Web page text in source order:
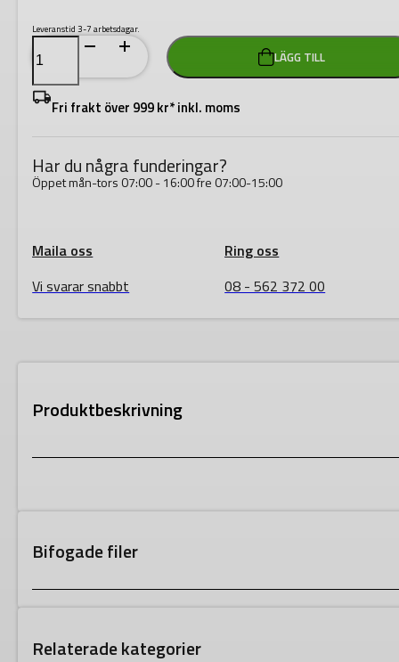
Leveranstid 3-7 arbetsdagar.
Ridgid
Röravskärare
151-
ML
10-
50mm
LÄGG TILL
Fri frakt över 999 kr* inkl. moms
Har du några funderingar?
Öppet mån-tors 07:00 - 16:00 fre 07:00-15:00
Maila oss
Vi svarar snabbt
Ring oss
08 - 562 372 00
Produktbeskrivning
Bifogade filer
Relaterade kategorier